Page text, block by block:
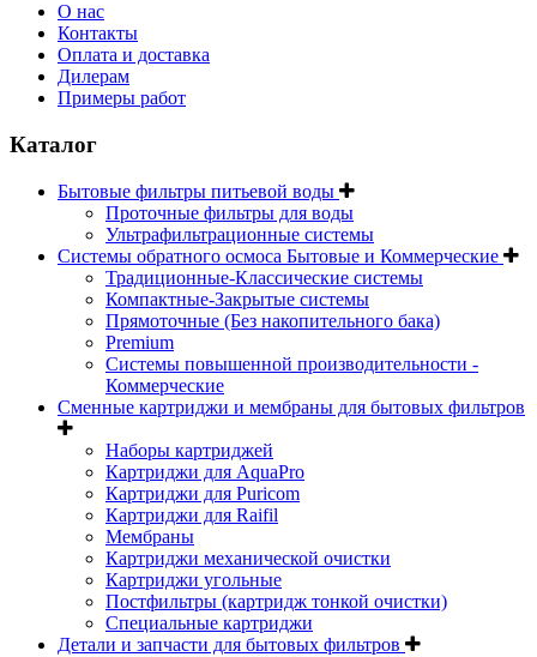
О нас
Контакты
Оплата и доставка
Дилерам
Примеры работ
Каталог
Бытовые фильтры питьевой воды
Проточные фильтры для воды
Ультрафильтрационные системы
Системы обратного осмоса Бытовые и Коммерческие
Традиционные-Классические системы
Компактные-Закрытые системы
Прямоточные (Без накопительного бака)
Premium
Системы повышенной производительности -
Коммерческие
Сменные картриджи и мембраны для бытовых фильтров
Наборы картриджей
Картриджи для AquaPro
Картриджи для Puricom
Картриджи для Raifil
Мембраны
Картриджи механической очистки
Картриджи угольные
Постфильтры (картридж тонкой очистки)
Специальные картриджи
Детали и запчасти для бытовых фильтров